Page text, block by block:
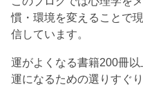
慣・環境を変えることで
信しています。
運がよくなる書籍200冊
運になるための選りすぐ